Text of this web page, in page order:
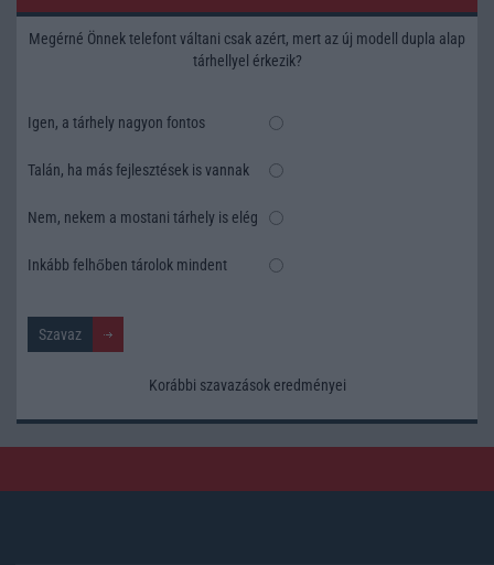
Megérné Önnek telefont váltani csak azért, mert az új modell dupla alap
tárhellyel érkezik?
Igen, a tárhely nagyon fontos
Talán, ha más fejlesztések is vannak
Nem, nekem a mostani tárhely is elég
Inkább felhőben tárolok mindent
Korábbi szavazások eredményei